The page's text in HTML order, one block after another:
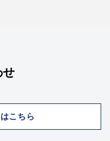
せ
こちら